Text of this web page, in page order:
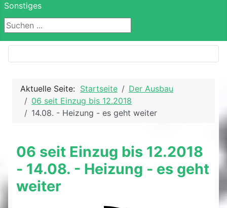
Sonstiges
Suchen ...
Aktuelle Seite: Startseite
Der Ausbau
06 seit Einzug bis 12.2018
14.08. - Heizung - es geht weiter
06 seit Einzug bis 12.2018
- 14.08. - Heizung - es geht
weiter